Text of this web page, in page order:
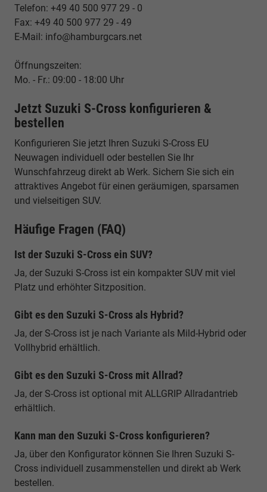
Telefon: +49 40 500 977 29 - 0
Fax: +49 40 500 977 29 - 49
E-Mail: info@hamburgcars.net
Öffnungszeiten:
Mo. - Fr.: 09:00 - 18:00 Uhr
Jetzt Suzuki S-Cross konfigurieren &
bestellen
Konfigurieren Sie jetzt Ihren Suzuki S-Cross EU
Neuwagen individuell oder bestellen Sie Ihr
Wunschfahrzeug direkt ab Werk. Sichern Sie sich ein
attraktives Angebot für einen geräumigen, sparsamen
und vielseitigen SUV.
Häufige Fragen (FAQ)
Ist der Suzuki S-Cross ein SUV?
Ja, der Suzuki S-Cross ist ein kompakter SUV mit viel
Platz und erhöhter Sitzposition.
Gibt es den Suzuki S-Cross als Hybrid?
Ja, der S-Cross ist je nach Variante als Mild-Hybrid oder
Vollhybrid erhältlich.
Gibt es den Suzuki S-Cross mit Allrad?
Ja, der S-Cross ist optional mit ALLGRIP Allradantrieb
erhältlich.
Kann man den Suzuki S-Cross konfigurieren?
Ja, über den Konfigurator können Sie Ihren Suzuki S-
Cross individuell zusammenstellen und direkt ab Werk
bestellen.